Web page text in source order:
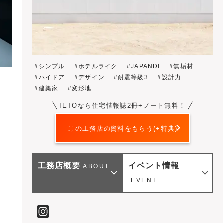
シンプル ホテルライク JAPANDI
無垢材
ハイドア
デザイン 耐震等級3
設計力
建築家
変形地
IETOなら住宅情報誌2冊+ノート無料！
この工務店の資料をもらう(+特典)
工務店概要 ABOUT イベント情報
EVENT